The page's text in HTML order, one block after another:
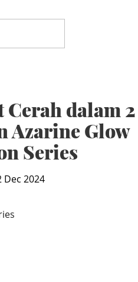
dalam 2
Azarine Glow
Series
Dec 2024